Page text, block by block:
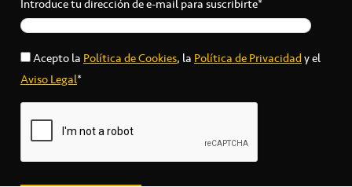
Introduce tu dirección de e-mail para suscribirte*
Acepto laPolítica de Cookies, laPolítica de Privacidady el
Aviso Legal*